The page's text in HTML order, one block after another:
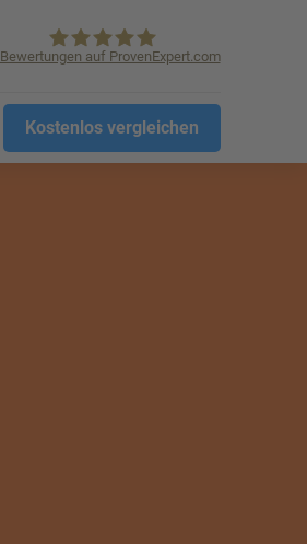
KVpro.de GmbH
Bewertungen auf ProvenExpert.com
Kostenlos vergleichen